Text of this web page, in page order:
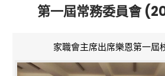
第一屆常務委員會
家職會主席出席樂恩第一屆